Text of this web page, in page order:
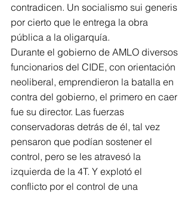
contradicen. Un socialismo sui generis
por cierto que le entrega la obra
pública a la oligarquía.
Durante el gobierno de AMLO diversos
funcionarios del CIDE, con orientación
neoliberal, emprendieron la batalla en
contra del gobierno, el primero en caer
fue su director. Las fuerzas
conservadoras detrás de él, tal vez
pensaron que podían sostener el
control, pero se les atravesó la
izquierda de la 4T. Y explotó el
conflicto por el control de una